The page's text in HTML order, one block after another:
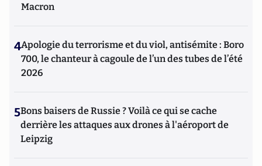
Macron
4Apologie du terrorisme et du viol, antisémite : Boro
700, le chanteur à cagoule de l’un des tubes de l’été
2026
5Bons baisers de Russie ? Voilà ce qui se cache
derrière les attaques aux drones à l'aéroport de
Leipzig